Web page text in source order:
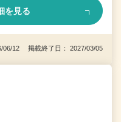
を見る
06/12 掲載終了日： 2027/03/05